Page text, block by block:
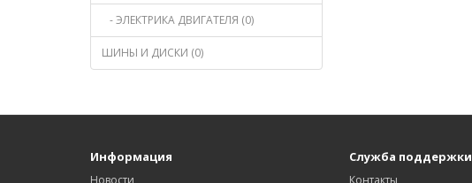
- ЭЛЕКТРИКА ДВИГАТЕЛЯ (0)
ШИНЫ И ДИСКИ (0)
Информация
Новости
Служба поддержки
Контакты